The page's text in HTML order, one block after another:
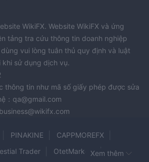
WikiFX. Website WikiFX và ứng
tảng tra cứu thông tin doanh nghiệp
vui lòng tuân thủ quy định và luật
sử dụng dịch vụ.
thông tin như mã số giấy phép được sửa
：qa@gmail.com
PINAKINE
CAPPMOREFX
Trader OtetMarketsXem thêm